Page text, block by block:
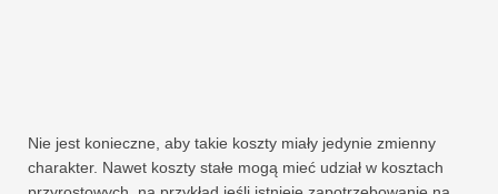
Nie jest konieczne, aby takie koszty miały jedynie zmienny
charakter. Nawet koszty stałe mogą mieć udział w kosztach